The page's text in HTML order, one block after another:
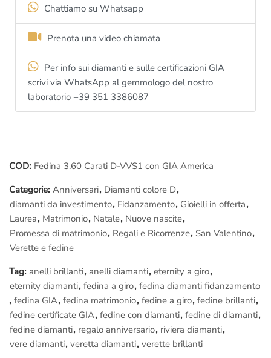
Chiarimenti su Fluorescenza, Luster e BGM:
I diamanti di questo anello Eternity a giro
leggermente “sbagliata” per avere un valore di mercato
nettamente inferiore e una
decisamente
compromessa..)
“Brillantezza” su una scala massima 0 – Zero (Excellent), poi 1,
A prescindere dal colore e dalla purezza di un diamante, se
questo haluster diverso da 0 – Excellentil diamante brillerà di
meno.
È quindi importante il Luster?Certo! Con il Luster sbagliato la
pietra brilla meno!
Significa chei diamanti non hanno riflessi di altre colorazioni
esempio marroni, verdi ecc: Il diamante in natura ha un colore
“primario” esempioD, ma poi può avere dei riflessi nel suo
“corpo” di altra colorazione.
Se il diamante è “NO BGM” significa che non ha altre contro-
colorazioniquindi il colore è realmente D.
Chattiamo su Whatsapp
Prenota una video chiamata
Per info sui diamanti e sulle certificazioni GIA
scrivi via WhatsApp al gemmologo del nostro
laboratorio +39 351 3386087
COD: Fedina 3.60 Carati D-VVS1 con GIA America
Categorie: Anniversari, Diamanti colore D,
diamanti da investimento, Fidanzamento, Gioielli in offerta,
Laurea, Matrimonio, Natale, Nuove nascite,
Promessa di matrimonio, Regali e Ricorrenze, San Valentino,
Verette e fedine
Tag: anelli brillanti, anelli diamanti, eternity a giro,
eternity diamanti, fedina a giro, fedina diamanti fidanzamento
, fedina GIA, fedina matrimonio, fedine a giro, fedine brillanti,
fedine certificate GIA, fedine con diamanti, fedine di diamanti,
fedine diamanti, regalo anniversario, riviera diamanti,
vere diamanti, veretta diamanti, verette brillanti